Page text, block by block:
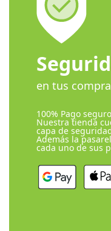
en tus
100% Pago seguro
Nuestra tienda
capa de
Además la
cada uno de sus